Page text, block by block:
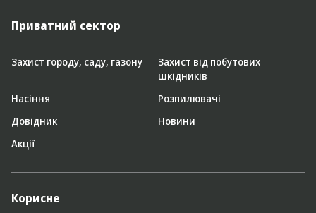
Приватний сектор
Захист городу, саду, газону
Захист від побутових
шкідників
Насіння
Розпилювачі
Довідник
Новини
Акції
Корисне